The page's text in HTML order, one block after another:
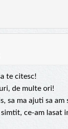
te citesc!
de multe ori!
sa ma ajuti sa am
ce-am lasat